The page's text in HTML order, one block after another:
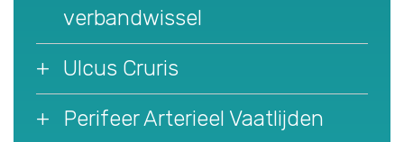
verbandwissel
Ulcus Cruris
Perifeer Arterieel Vaatlijden